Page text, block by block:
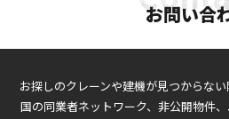
お問い合
お探しのクレーンや建機が見つからない
国の同業者ネットワーク、非公開物件